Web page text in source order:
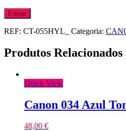
REF: CT-055HYL_ Categoria:
Produtos Relacionados
Quick View
Canon 034 Azul
48,00 €